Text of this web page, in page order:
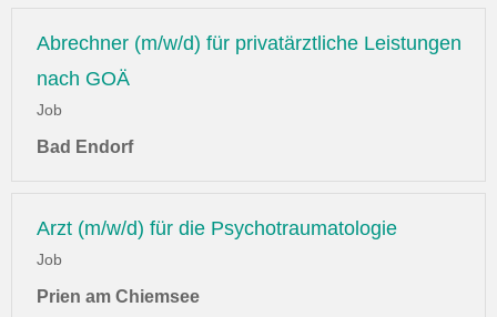
Abrechner (m/w/d) für privatärztliche Leistungen
nach GOÄ
Job
Bad Endorf
Arzt (m/w/d) für die Psychotraumatologie
Job
Prien am Chiemsee